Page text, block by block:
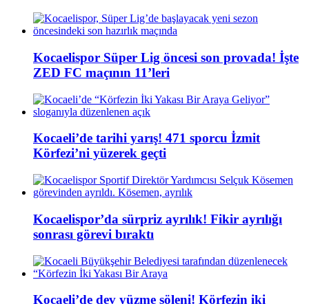
Kocaelispor Süper Lig öncesi son provada! İşte
ZED FC maçının 11’leri
Kocaeli’de tarihi yarış! 471 sporcu İzmit
Körfezi’ni yüzerek geçti
Kocaelispor’da sürpriz ayrılık! Fikir ayrılığı
sonrası görevi bıraktı
Kocaeli’de dev yüzme şöleni! Körfezin iki